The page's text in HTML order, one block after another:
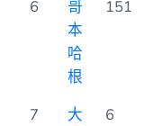
6
哥
本
哈
根
151
7
大
6